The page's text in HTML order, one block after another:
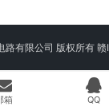
有限公司 版权所有 赣
箱 QQ